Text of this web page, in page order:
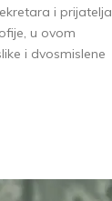
i prijatelja
u ovom
i dvosmislene